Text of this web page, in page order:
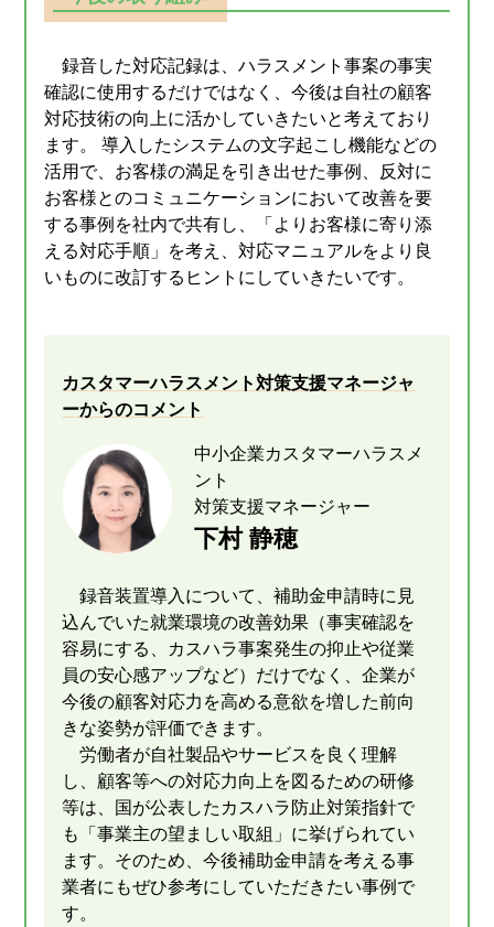
録音した対応記録は、ハラスメント事案の事実
確認に使用するだけではなく、今後は自社の顧客
対応技術の向上に活かしていきたいと考えており
ます。 導入したシステムの文字起こし機能などの
活用で、お客様の満足を引き出せた事例、反対に
お客様とのコミュニケーションにおいて改善を要
する事例を社内で共有し、「よりお客様に寄り添
える対応手順」を考え、対応マニュアルをより良
いものに改訂するヒントにしていきたいです。
カスタマーハラスメント対策支援マネージャ
ーからのコメント
中小企業カスタマーハラスメ
ント
対策支援マネージャー
下村 静穂
録音装置導入について、補助金申請時に見
込んでいた就業環境の改善効果（事実確認を
容易にする、カスハラ事案発生の抑止や従業
員の安心感アップなど）だけでなく、企業が
今後の顧客対応力を高める意欲を増した前向
きな姿勢が評価できます。
労働者が自社製品やサービスを良く理解
し、顧客等への対応力向上を図るための研修
等は、国が公表したカスハラ防止対策指針で
も「事業主の望ましい取組」に挙げられてい
ます。そのため、今後補助金申請を考える事
業者にもぜひ参考にしていただきたい事例で
す。